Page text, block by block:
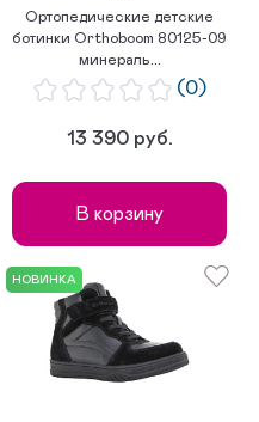
Ортопедические детские
ботинки Orthoboom 80125-09
минераль...
(0)
13 390 руб.
В корзину
НОВИНКА